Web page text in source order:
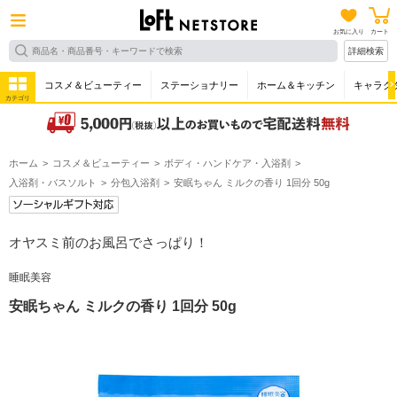
お気に入り カート
詳細検索
カテゴリ
コスメ＆ビューティー ステーショナリー ホーム＆キッチン キャラク
ホーム コスメ＆ビューティー
ボディ・ハンドケア・入浴剤
入浴剤・バスソルト
分包入浴剤 安眠ちゃん ミルクの香り 1回分 50g
オヤスミ前のお風呂でさっぱり！
睡眠美容
安眠ちゃん ミルクの香り 1回分 50g